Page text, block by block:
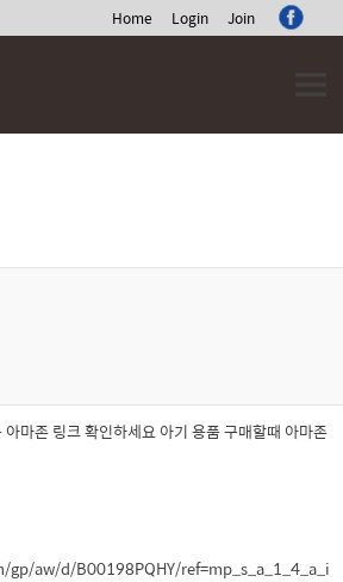
Home Login Join
마존 링크 확인하세요 아기 용품 구매할때 아마존
aw/d/B00198PQHY/ref=mp_s_a_1_4_a_i